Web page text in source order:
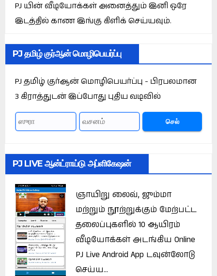
PJ யின் வீடியோக்கள் அனைத்தும் இனி ஒரே
இடத்தில் காண இங்கு கிளிக் செய்யவும்.
PJ தமிழ் குர்ஆன் மொழிபெயர்ப்பு
PJ தமிழ் குர்ஆன் மொழிபெயர்ப்பு - பிரபலமான
3 கிராத்துடன் இப்போது புதிய வடிவில்
செல்
PJ LIVE ஆன்ட்ராய்டு அப்ளிகேஷன்
ஞாயிறு லைவ், ஜும்மா
மற்றும் நூற்றுக்கும் மேற்பட்ட
தலைப்புகளில் 10 ஆயிரம்
வீடியோக்கள் அடங்கிய Online
PJ Live Android App டவுன்லோடு
செய்ய...